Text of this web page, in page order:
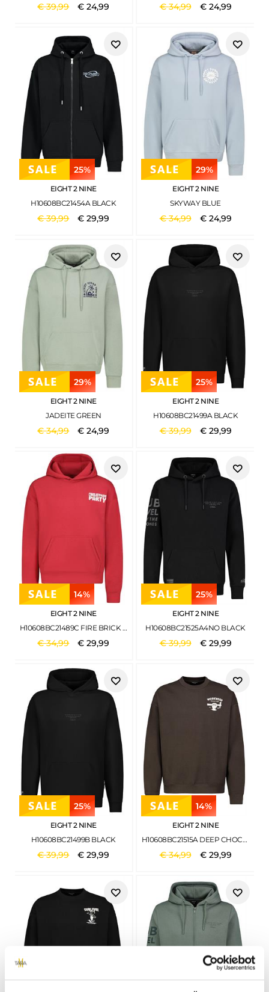
€39,99 €24,99 €34,99 € 24,99
25%
EIGHT 2 NINE
H10608BC21454A BLACK
€39,99 €29,99
29%
EIGHT 2 NINE
SKYWAY BLUE
€34,99 € 24,99
29%
EIGHT 2 NINE
JADEITE GREEN
€34,99 €24,99
25%
EIGHT 2 NINE
H10608BC21499A BLACK
€39,99 € 29,99
14%
EIGHT 2 NINE
H10608BC21489C FIRE BRICK RED
€34,99 €29,99
25%
EIGHT 2 NINE
H10608BC21525A4NO BLACK
€39,99 € 29,99
25%
EIGHT 2 NINE
H10608BC21499B BLACK
€39,99 €29,99
14%
EIGHT 2 NINE
H10608BC21515A DEEP CHOCOLATE BROWN
€34,99 € 29,99